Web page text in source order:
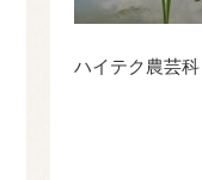
ハイテク農芸